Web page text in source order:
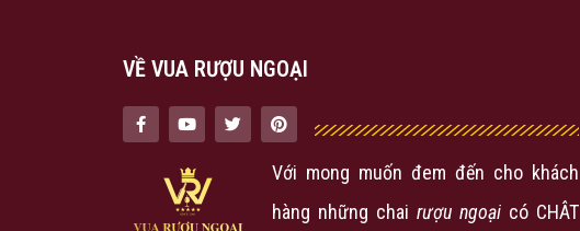
VỀ VUA RƯỢU NGOẠI
Với mong muốn đem đến cho khách
hàng những chai rượu ngoại có CHÂT